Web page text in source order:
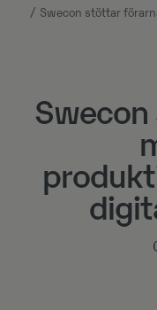
Swecon stöttar